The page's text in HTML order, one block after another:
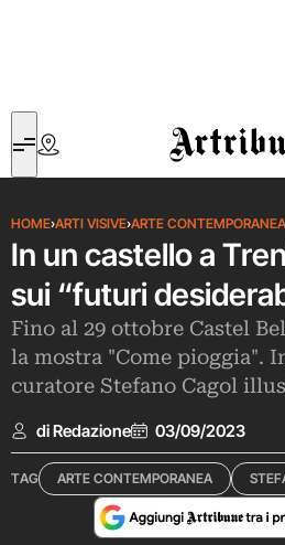
Artribune
HOME›ARTI VISIVE›ARTE CONTEMPORANEA
In un castello a
sui “futuri
Fino al 29 ottobre Castel
la mostra "Come pioggia".
curatore Stefano Cagol
di Redazione 03/09/2023
TAG ARTE CONTEMPORANEA